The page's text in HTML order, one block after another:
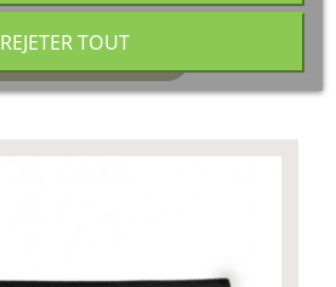
Ajouter au panier
REJETER TOUT